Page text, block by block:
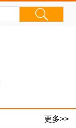
更多>>